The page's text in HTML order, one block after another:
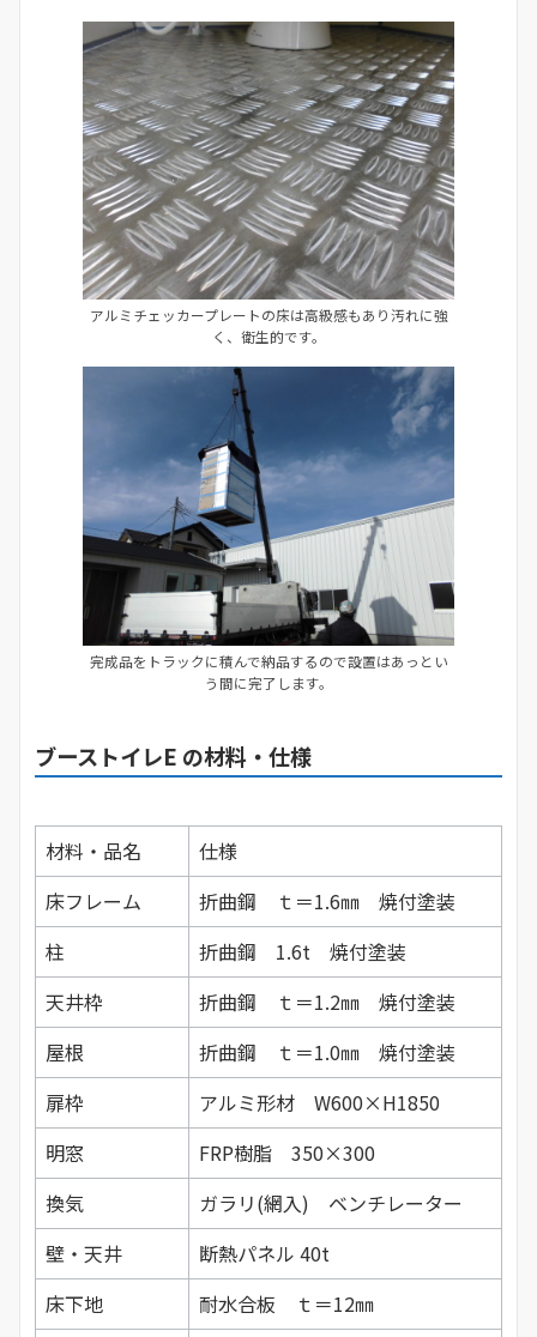
アルミチェッカープレートの床は高級感もあり汚れに強
く、衛生的です。
完成品をトラックに積んで納品するので設置はあっとい
う間に完了します。
ブーストイレE の材料・仕様
材料・品名
仕様
床フレーム
折曲鋼 ｔ＝1.6㎜ 焼付塗装
柱
折曲鋼 1.6t 焼付塗装
天井枠
折曲鋼 ｔ＝1.2㎜ 焼付塗装
屋根
折曲鋼 ｔ＝1.0㎜ 焼付塗装
扉枠
アルミ形材 W600×H1850
明窓
FRP樹脂 350×300
換気
ガラリ(網入) ベンチレーター
壁・天井
断熱パネル 40t
床下地
耐水合板 ｔ＝12㎜